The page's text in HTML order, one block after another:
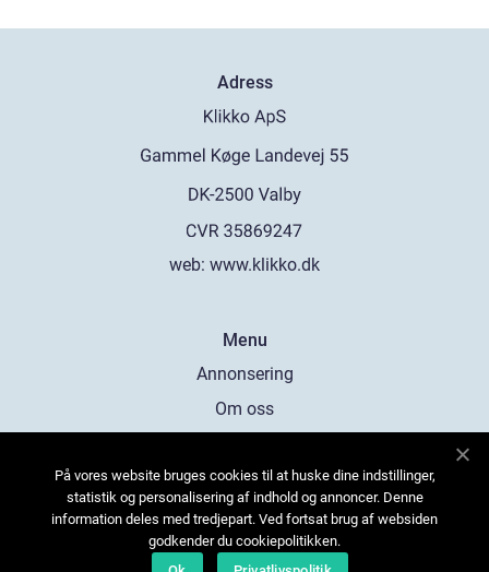
Adress
web: www.klikko.dk
Menu
Annonsering
Om oss
Kontakta oss
Sitemap
På vores website bruges cookies til at huske dine indstillinger,
statistik og personalisering af indhold og annoncer. Denne
information deles med tredjepart. Ved fortsat brug af websiden
godkender du cookiepolitikken.